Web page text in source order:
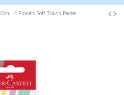
Conj. 4 Pincéis Soft Touch Pastel